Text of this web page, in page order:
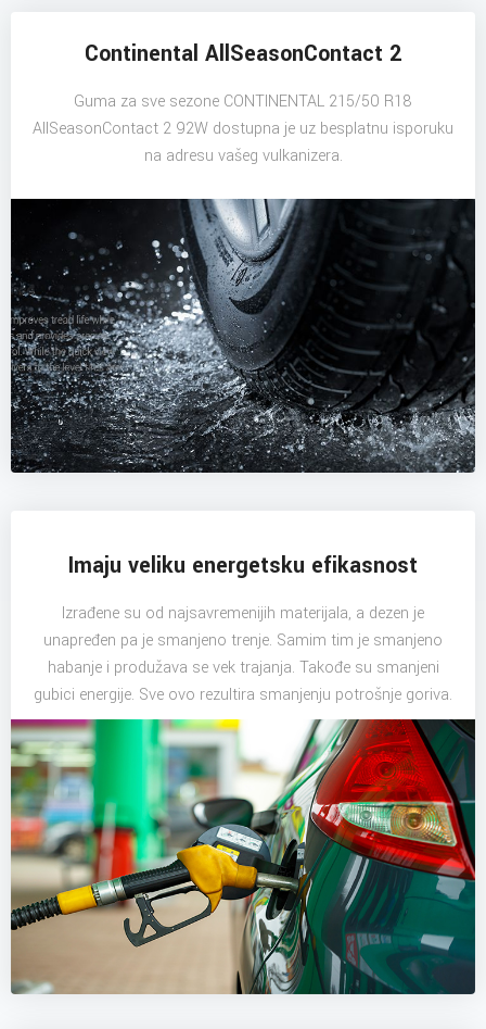
Continental AllSeasonContact 2
Guma za sve sezone CONTINENTAL 215/50 R18
AllSeasonContact 2 92W dostupna je uz besplatnu isporuku
na adresu vašeg vulkanizera.
Imaju veliku energetsku efikasnost
Izrađene su od najsavremenijih materijala, a dezen je
unapređen pa je smanjeno trenje. Samim tim je smanjeno
habanje i produžava se vek trajanja. Takođe su smanjeni
gubici energije. Sve ovo rezultira smanjenju potrošnje goriva.